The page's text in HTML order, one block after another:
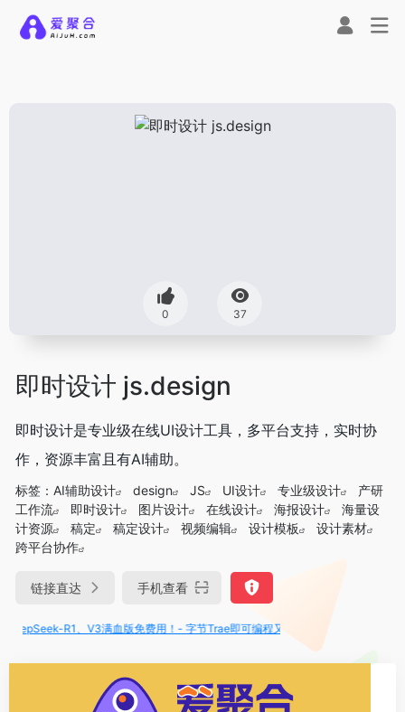
0 37
即时设计 js.design
即时设计是专业级在线UI设计工具，多平台支持，实时协
作，资源丰富且有AI辅助。
标签： AI辅助设计 design JS UI设计 专业级设计
产研
工作流
即时设计 图片设计 在线设计 海报设计
海量设
计资源
稿定 稿定设计 视频编辑 设计模板
设计素材
跨平台协作
链接直达 手机查看
R1、V3满血版免费用！- 字节Trae即可编程又可聊天